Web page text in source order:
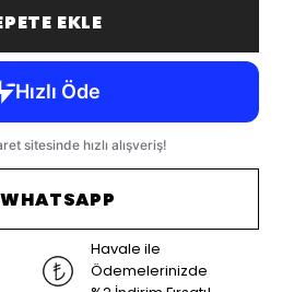
EKLE
WHATSAPP
Havale ile
Ödemelerinizde